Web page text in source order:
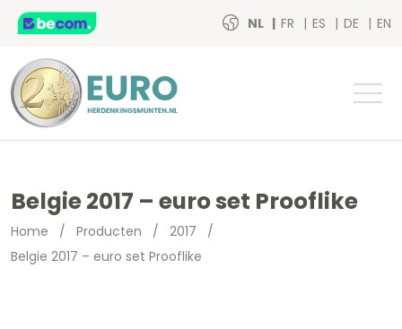
NL FR ES DE EN
Belgie 2017 – euro set Prooflike
Home / Producten / 2017 /
Belgie 2017 – euro set Prooflike